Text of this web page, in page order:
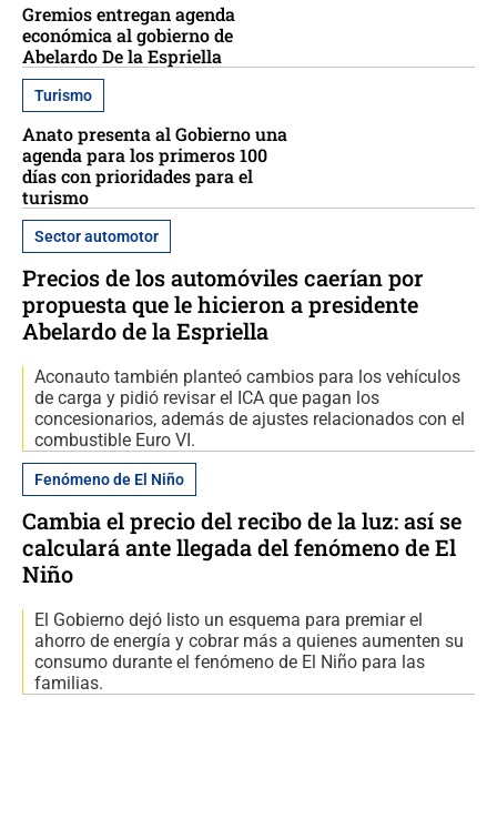
Gremios entregan agenda
económica al gobierno de
Abelardo De la Espriella
Turismo
Anato presenta al Gobierno una
agenda para los primeros 100
días con prioridades para el
turismo
Sector automotor
Precios de los automóviles caerían por
propuesta que le hicieron a presidente
Abelardo de la Espriella
Aconauto también planteó cambios para los vehículos
de carga y pidió revisar el ICA que pagan los
concesionarios, además de ajustes relacionados con el
combustible Euro VI.
Fenómeno de El Niño
Cambia el precio del recibo de la luz: así se
calculará ante llegada del fenómeno de El
Niño
El Gobierno dejó listo un esquema para premiar el
ahorro de energía y cobrar más a quienes aumenten su
consumo durante el fenómeno de El Niño para las
familias.